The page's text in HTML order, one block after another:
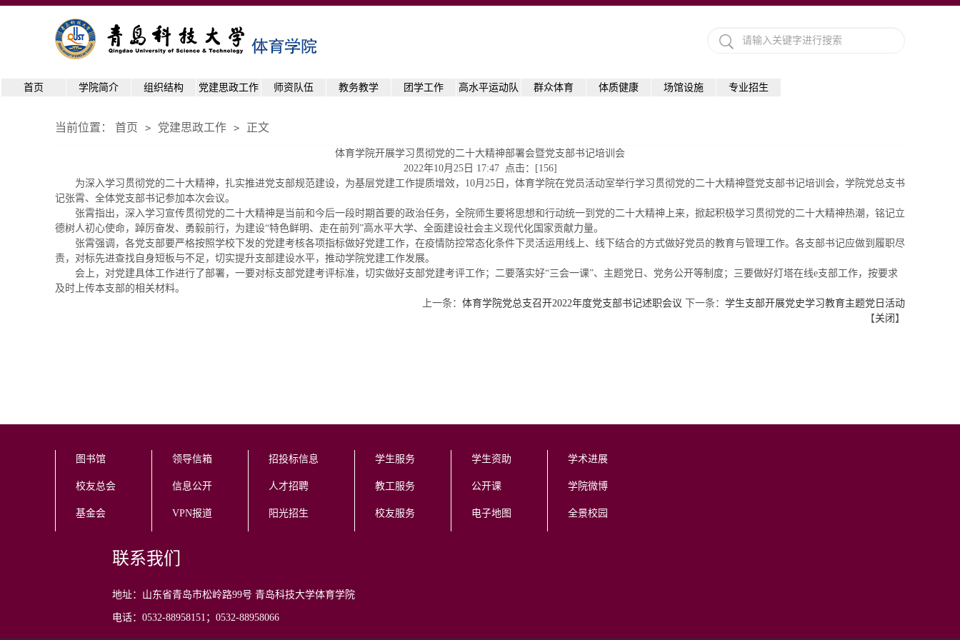
首页 学院简介 组织结构 党建思政工作 师资队伍 教务教学 团学工作 高水平运动队 群众体育 体质健康 场馆设施 专业招生
当前位置： 首页 > 党建思政工作 > 正文
体育学院开展学习贯彻党的二十大精神部署会暨党支部书记培训会
2022年10月25日 17:47 点击：[156]
为深入学习贯彻党的二十大精神，扎实推进党支部规范建设，为基层党建工作提质增效，10月25日，体育学院在党员活动室举行学习贯彻党的二十大精神暨党支部书记培训会，学院党总支书
记张霄、全体党支部书记参加本次会议。
张霄指出，深入学习宣传贯彻党的二十大精神是当前和今后一段时期首要的政治任务，全院师生要将思想和行动统一到党的二十大精神上来，掀起积极学习贯彻党的二十大精神热潮，铭记立
德树人初心使命，踔厉奋发、勇毅前行，为建设“特色鲜明、走在前列”高水平大学、全面建设社会主义现代化国家贡献力量。
张霄强调，各党支部要严格按照学校下发的党建考核各项指标做好党建工作，在疫情防控常态化条件下灵活运用线上、线下结合的方式做好党员的教育与管理工作。各支部书记应做到履职尽
责，对标先进查找自身短板与不足，切实提升支部建设水平，推动学院党建工作发展。
会上，对党建具体工作进行了部署，一要对标支部党建考评标准，切实做好支部党建考评工作；二要落实好“三会一课”、主题党日、党务公开等制度；三要做好灯塔在线e支部工作，按要求
及时上传本支部的相关材料。
上一条： 体育学院党总支召开2022年度党支部书记述职会议 下一条： 学生支部开展党史学习教育主题党日活动
【关闭 】
图书馆
校友总会
基金会
领导信箱
信息公开
VPN报道
招投标信息
人才招聘
阳光招生
学生服务
教工服务
校友服务
学生资助
公开课
电子地图
学术进展
学院微博
全景校园
联系我们
地址：山东省青岛市松岭路99号 青岛科技大学体育学院
电话：0532-88958151；0532-88958066